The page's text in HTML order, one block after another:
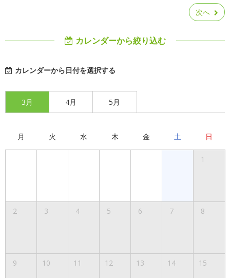
次へ
カレンダーから絞り込む
カレンダーから日付を選択する
3月 4月 5月
月 火 水 木 金 土 日
1
2 3 4 5 6 7 8
9 10 11 12 13 14 15